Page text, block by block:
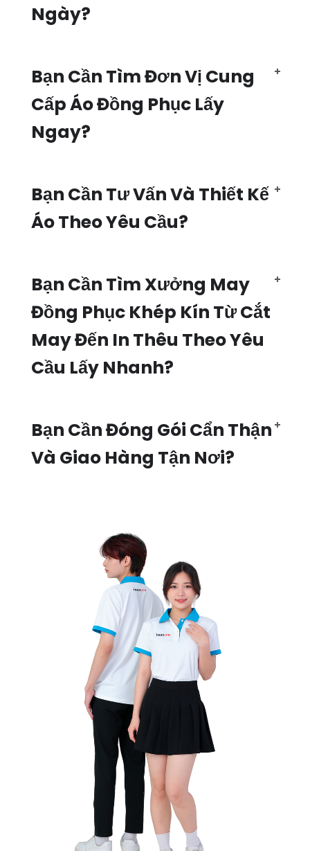
Ngày?
Bạn Cần Tìm Đơn Vị Cung
Cấp Áo Đồng Phục Lấy
Ngay?
Bạn Cần Tư Vấn Và Thiết Kế
Áo Theo Yêu Cầu?
Bạn Cần Tìm Xưởng May
Đồng Phục Khép Kín Từ Cắt
May Đến In Thêu Theo Yêu
Cầu Lấy Nhanh?
Bạn Cần Đóng Gói Cẩn Thận
Và Giao Hàng Tận Nơi?